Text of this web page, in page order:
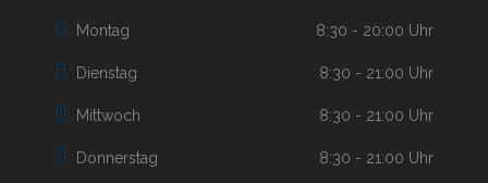
Montag 8:30 - 20:00 Uhr
Dienstag 8:30 - 21:00 Uhr
Mittwoch 8:30 - 21:00 Uhr
Donnerstag 8:30 - 21:00 Uhr